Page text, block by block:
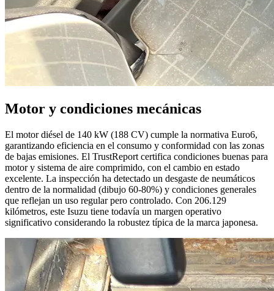
Motor y condiciones mecánicas
El motor diésel de 140 kW (188 CV) cumple la normativa Euro6,
garantizando eficiencia en el consumo y conformidad con las zonas
de bajas emisiones. El TrustReport certifica condiciones buenas para
motor y sistema de aire comprimido, con el cambio en estado
excelente. La inspección ha detectado un desgaste de neumáticos
dentro de la normalidad (dibujo 60-80%) y condiciones generales
que reflejan un uso regular pero controlado. Con 206.129
kilómetros, este Isuzu tiene todavía un margen operativo
significativo considerando la robustez típica de la marca japonesa.